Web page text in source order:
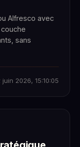
Alfresco avec
sans
juin 2026, 15:10:05